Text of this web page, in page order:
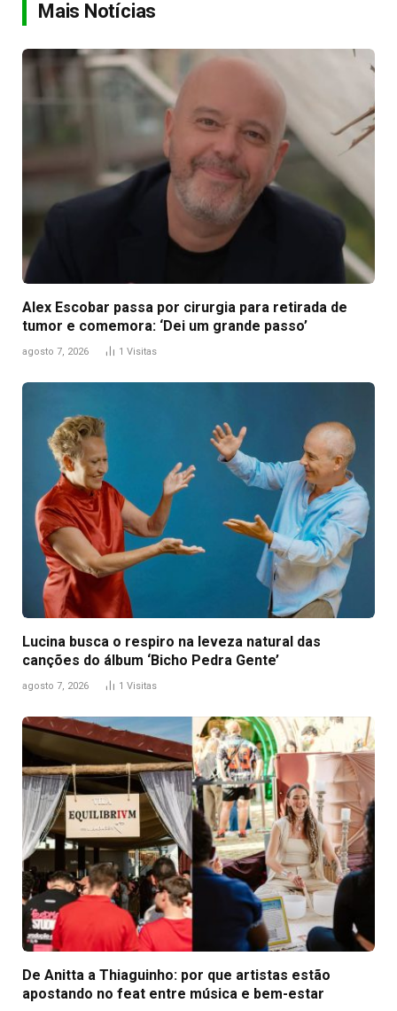
Mais Notícias
Alex Escobar passa por cirurgia para retirada de
tumor e comemora: ‘Dei um grande passo’
agosto 7, 2026 1 Visitas
Lucina busca o respiro na leveza natural das
canções do álbum ‘Bicho Pedra Gente’
agosto 7, 2026 1 Visitas
De Anitta a Thiaguinho: por que artistas estão
apostando no feat entre música e bem-estar